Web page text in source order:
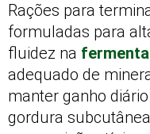
Rações para
formuladas para
fluidez na
adequado de
manter ganho
gordura